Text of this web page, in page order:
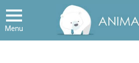
Menu